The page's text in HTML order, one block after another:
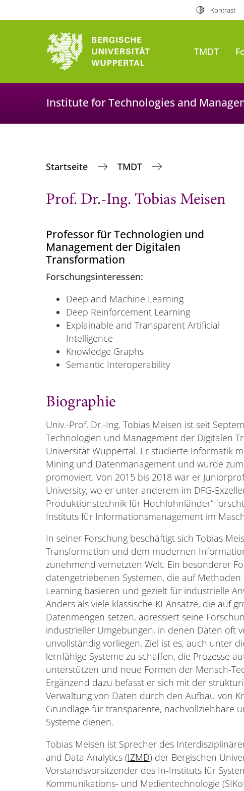
Kontrast
TMDT
Institute for Technologies and
Startseite TMDT
Prof. Dr.-Ing. Tobias Meisen
Professor für Technologien und
Management der Digitalen
Transformation
Forschungsinteressen:
Deep and Machine Learning
Deep Reinforcement Learning
Explainable and Transparent Artificial
Intelligence
Knowledge Graphs
Semantic Interoperability
Biographie
Univ.-Prof. Dr.-Ing. Tobias Meisen ist seit
Technologien und Management der Digitalen
Universität Wuppertal. Er studierte Informatik
Mining und Datenmanagement und wurde
promoviert. Von 2015 bis 2018 war er
University, wo er unter anderem im DFG-
Produktionstechnik für Hochlohnländer“
Instituts für Informationsmanagement im
In seiner Forschung beschäftigt sich Tobias
Transformation und dem modernen
zunehmend vernetzten Welt. Ein besonderer
datengetriebenen Systemen, die auf
Learning basieren und gezielt für industrielle
Anders als viele klassische KI-Ansätze, die auf
Datenmengen setzen, adressiert seine
industrieller Umgebungen, in denen Daten oft
unvollständig vorliegen. Ziel ist es, auch unter
lernfähige Systeme zu schaffen, die Prozesse
unterstützen und neue Formen der Mensch-
Ergänzend dazu befasst er sich mit der
Verwaltung von Daten durch den Aufbau von
Grundlage für transparente, nachvollziehbare
Systeme dienen.
Tobias Meisen ist Sprecher des
and Data Analytics (IZMD) der Bergischen
Vorstandsvorsitzender des In-Instituts für
Kommunikations- und Medientechnologie